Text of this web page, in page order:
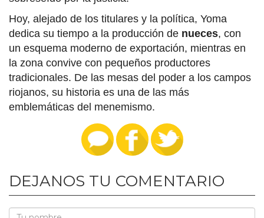
Hoy, alejado de los titulares y la política, Yoma
dedica su tiempo a la producción de nueces, con
un esquema moderno de exportación, mientras en
la zona convive con pequeños productores
tradicionales. De las mesas del poder a los campos
riojanos, su historia es una de las más
emblemáticas del menemismo.
DEJANOS TU COMENTARIO